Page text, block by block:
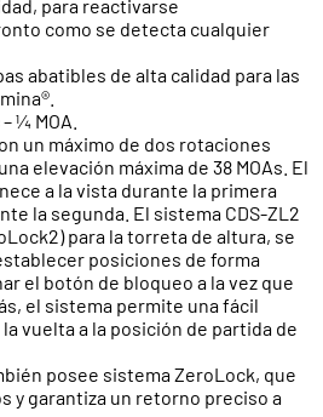
para reactivarse
como se detecta cualquier
abatibles de alta calidad para las
¼ MOA.
un máximo de dos rotaciones
elevación máxima de 38 MOAs. El
a la vista durante la primera
la segunda. El sistema CDS-ZL2
para la torreta de altura, se
posiciones de forma
el botón de bloqueo a la vez que
el sistema permite una fácil
vuelta a la posición de partida de
posee sistema ZeroLock, que
y garantiza un retorno preciso a